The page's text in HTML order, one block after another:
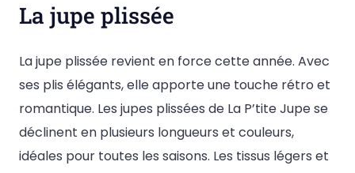
La jupe plissée
La jupe plissée revient en force cette année. Avec
ses plis élégants, elle apporte une touche rétro et
romantique. Les jupes plissées de La P’tite Jupe se
déclinent en plusieurs longueurs et couleurs,
idéales pour toutes les saisons. Les tissus légers et